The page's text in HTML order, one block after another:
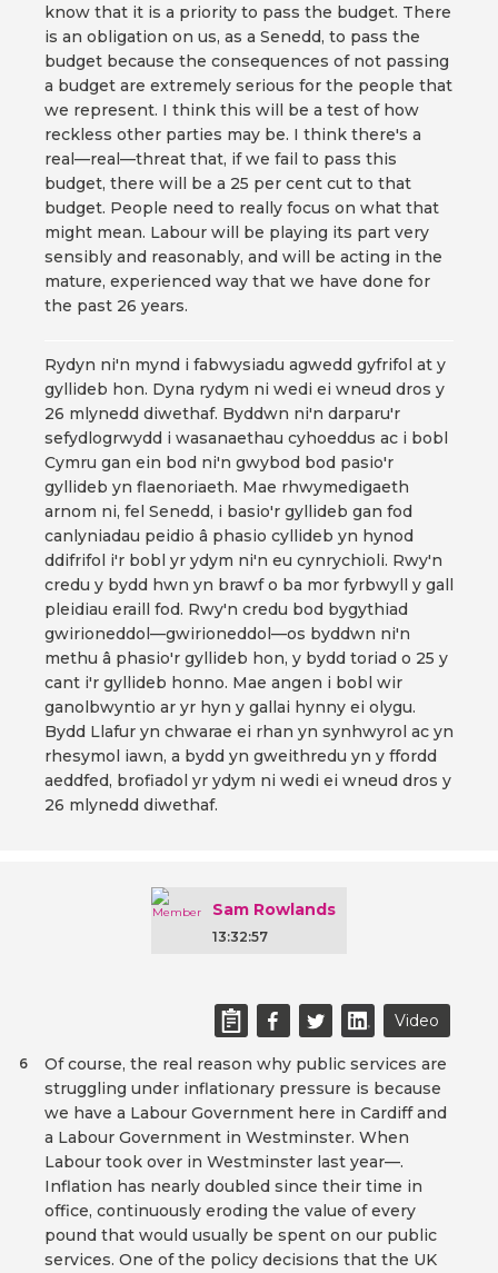
know that it is a priority to pass the budget. There
is an obligation on us, as a Senedd, to pass the
budget because the consequences of not passing
a budget are extremely serious for the people that
we represent. I think this will be a test of how
reckless other parties may be. I think there's a
real—real—threat that, if we fail to pass this
budget, there will be a 25 per cent cut to that
budget. People need to really focus on what that
might mean. Labour will be playing its part very
sensibly and reasonably, and will be acting in the
mature, experienced way that we have done for
the past 26 years.
Rydyn ni'n mynd i fabwysiadu agwedd gyfrifol at y
gyllideb hon. Dyna rydym ni wedi ei wneud dros y
26 mlynedd diwethaf. Byddwn ni'n darparu'r
sefydlogrwydd i wasanaethau cyhoeddus ac i bobl
Cymru gan ein bod ni'n gwybod bod pasio'r
gyllideb yn flaenoriaeth. Mae rhwymedigaeth
arnom ni, fel Senedd, i basio'r gyllideb gan fod
canlyniadau peidio â phasio cyllideb yn hynod
ddifrifol i'r bobl yr ydym ni'n eu cynrychioli. Rwy'n
credu y bydd hwn yn brawf o ba mor fyrbwyll y gall
pleidiau eraill fod. Rwy'n credu bod bygythiad
gwirioneddol—gwirioneddol—os byddwn ni'n
methu â phasio'r gyllideb hon, y bydd toriad o 25 y
cant i'r gyllideb honno. Mae angen i bobl wir
ganolbwyntio ar yr hyn y gallai hynny ei olygu.
Bydd Llafur yn chwarae ei rhan yn synhwyrol ac yn
rhesymol iawn, a bydd yn gweithredu yn y ffordd
aeddfed, brofiadol yr ydym ni wedi ei wneud dros y
26 mlynedd diwethaf.
Sam Rowlands
13:32:57
Video
Of course, the real reason why public services are
struggling under inflationary pressure is because
we have a Labour Government here in Cardiff and
a Labour Government in Westminster. When
Labour took over in Westminster last year—.
Inflation has nearly doubled since their time in
office, continuously eroding the value of every
pound that would usually be spent on our public
services. One of the policy decisions that the UK
6